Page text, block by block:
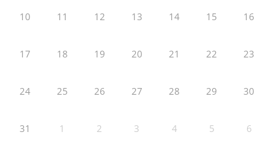
10 11 12 13 14 15 16
17 18 19 20 21 22 23
24 25 26 27 28 29 30
31 1 2 3 4 5 6